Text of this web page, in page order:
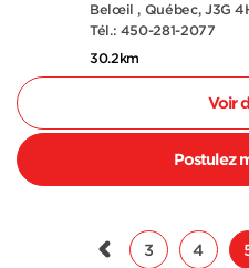
Belœil , Québec, J3G
Tél.: 450-281-2077
30.2km
Voir
Postulez
3 4